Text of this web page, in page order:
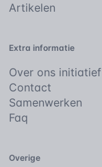
Artikelen
Extra informatie
Over ons initiatief
Contact
Samenwerken
Faq
Overige